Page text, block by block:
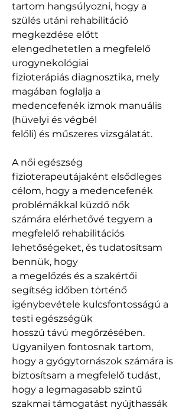
tartom hangsúlyozni, hogy a
szülés utáni rehabilitáció
megkezdése előtt
elengedhetetlen a megfelelő
urogynekológiai
fizioterápiás diagnosztika, mely
magában foglalja a
medencefenék izmok manuális
(hüvelyi és végbél
felőli) és műszeres vizsgálatát.
A női egészség
fizioterapeutájaként elsődleges
célom, hogy a medencefenék
problémákkal küzdő nők
számára elérhetővé tegyem a
megfelelő rehabilitációs
lehetőségeket, és tudatosítsam
bennük, hogy
a megelőzés és a szakértői
segítség időben történő
igénybevétele kulcsfontosságú a
testi egészségük
hosszú távú megőrzésében.
Ugyanilyen fontosnak tartom,
hogy a gyógytornászok számára is
biztosítsam a megfelelő tudást,
hogy a legmagasabb szintű
szakmai támogatást nyújthassák